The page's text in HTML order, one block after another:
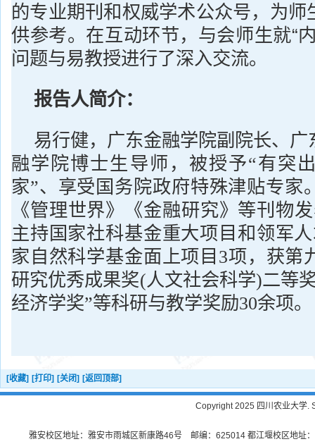
的专业期刊和权威学术公众号，为师
供参考。在互动环节，与会师生就“
问题与易教授进行了深入交流。
报告人简介：
易行健，广东金融学院副院长、
融学院博士生导师，被授予“有突
家”、享受国务院政府特殊津贴专家
《管理世界》《金融研究》等刊物
主持国家社科基金重大项目和领军
家自然科学基金面上项目3项，获第
研究优秀成果奖(人文社会科学)二等
经济学奖”等科研与教学奖励30余项。
[收藏] [打印] [关闭] [返回顶部]
Copyright 2025 四川农业大学.
雅安校区地址：雅安市雨城区新康路46号 邮编：625014 都江堰校区地址